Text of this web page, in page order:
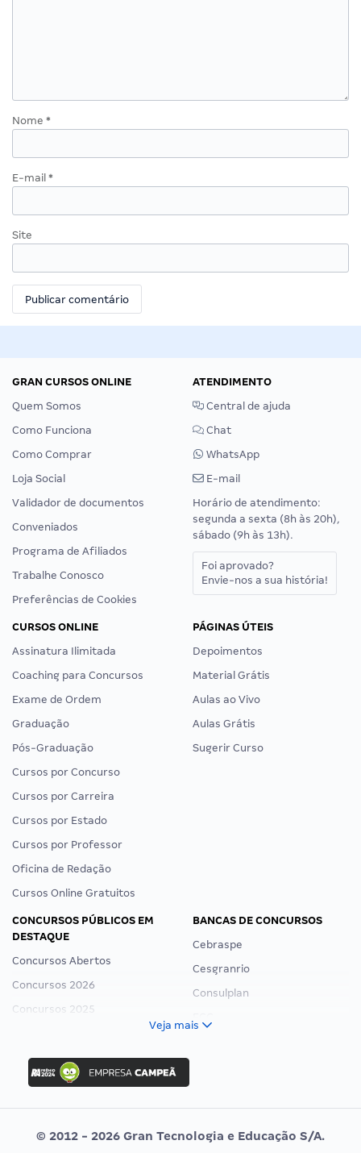
Nome *
E-mail *
Site
GRAN CURSOS ONLINE
Quem Somos
Como Funciona
Como Comprar
Loja Social
Validador de documentos
Conveniados
Programa de Afiliados
Trabalhe Conosco
Preferências de Cookies
ATENDIMENTO
Central de ajuda
Chat
WhatsApp
E-mail
Horário de atendimento:
segunda a sexta (8h às 20h),
sábado (9h às 13h).
Foi aprovado?
Envie-nos a sua história!
CURSOS ONLINE
Assinatura Ilimitada
Coaching para Concursos
Exame de Ordem
Graduação
Pós-Graduação
Cursos por Concurso
Cursos por Carreira
Cursos por Estado
Cursos por Professor
Oficina de Redação
Cursos Online Gratuitos
PÁGINAS ÚTEIS
Depoimentos
Material Grátis
Aulas ao Vivo
Aulas Grátis
Sugerir Curso
CONCURSOS PÚBLICOS EM
DESTAQUE
Concursos Abertos
Concursos 2026
Concursos 2025
Concurso Ibama
Concurso MPU
Editais publicados
BANCAS DE CONCURSOS
Cebraspe
Cesgranrio
Consulplan
Vunesp
Veja mais
© 2012 - 2026 Gran Tecnologia e Educação S/A.